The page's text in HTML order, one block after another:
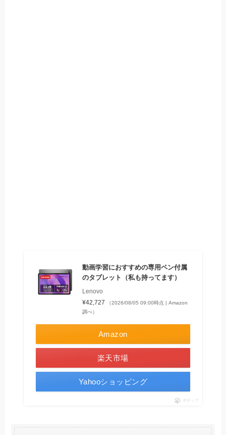
動画学習におすすめの専用ペン付属
のタブレット（私も持ってます）
Lenovo
¥42,727
（2026/08/05 09:00時点 | Amazon
調べ）
Amazon
楽天市場
Yahooショッピング
ポチップ